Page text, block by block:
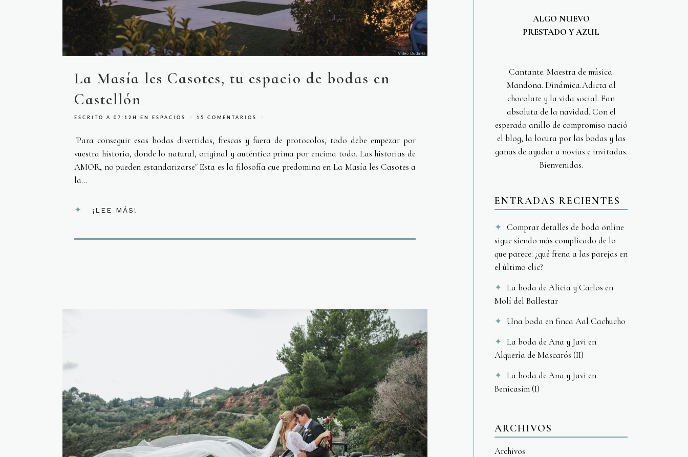
La Masía les Casotes, tu espacio de bodas en
Castellón
ESCRITO A 07:12H EN ESPACIOS 15 COMENTARIOS
"Para conseguir esas bodas divertidas, frescas y fuera de protocolos, todo debe empezar por
vuestra historia, donde lo natural, original y auténtico prima por encima todo. Las historias de
AMOR, no pueden estandarizarse" Esta es la filosofía que predomina en La Masía les Casotes a
la...
¡LEE MÁS!
ALGO NUEVO
PRESTADO Y AZUL
Cantante. Maestra de música.
Mandona. Dinámica.Adicta al
chocolate y la vida social. Fan
absoluta de la navidad. Con el
esperado anillo de compromiso nació
el blog, la locura por las bodas y las
ganas de ayudar a novias e invitadas.
Bienvenidas.
ENTRADAS RECIENTES
Comprar detalles de boda online
sigue siendo más complicado de lo
que parece: ¿qué frena a las parejas en
el último clic?
La boda de Alicia y Carlos en
Molí del Ballestar
Una boda en finca Aal Cachucho
La boda de Ana y Javi en
Alquería de Mascarós (II)
La boda de Ana y Javi en
Benicasim (I)
ARCHIVOS
Archivos